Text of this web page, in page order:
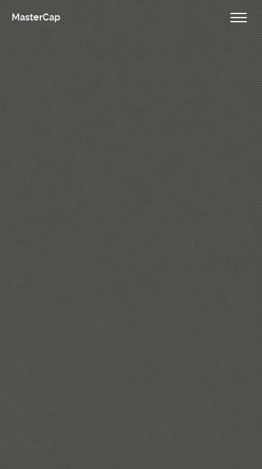
MasterCap